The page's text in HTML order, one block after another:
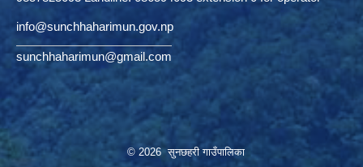
info@sunchhaharimun.gov.np
sunchhaharimun@gmail.com
© 2026 सुनछहरी गाउँपालिका